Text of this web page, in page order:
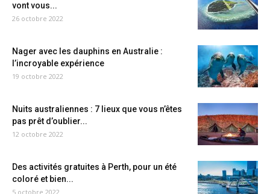
vont vous...
26 octobre 2022
Nager avec les dauphins en Australie :
l’incroyable expérience
19 octobre 2022
Nuits australiennes : 7 lieux que vous n’êtes
pas prêt d’oublier...
12 octobre 2022
Des activités gratuites à Perth, pour un été
coloré et bien...
5 octobre 2022